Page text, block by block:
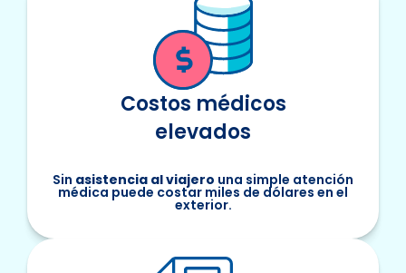
Costos médicos
elevados
Sin asistencia al viajero una simple atención
médica puede costar miles de dólares en el
exterior.